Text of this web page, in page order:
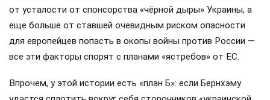
от усталости от спонсорства «чёрной дыры» Украины, а
еще больше от ставшей очевидным риском опасности
для европейцев попасть в окопы войны против России —
все эти факторы спорят с планами «ястребов» от ЕС.
Впрочем, у этой истории есть «план Б»: если Бернхэму